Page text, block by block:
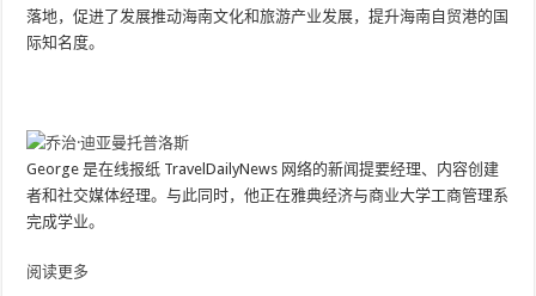
落地，促进了发展推动海南文化和旅游产业发展，提升海南自贸港的国
际知名度。
George 是在线报纸 TravelDailyNews 网络的新闻提要经理、内容创建
者和社交媒体经理。与此同时，他正在雅典经济与商业大学工商管理系
完成学业。
阅读更多